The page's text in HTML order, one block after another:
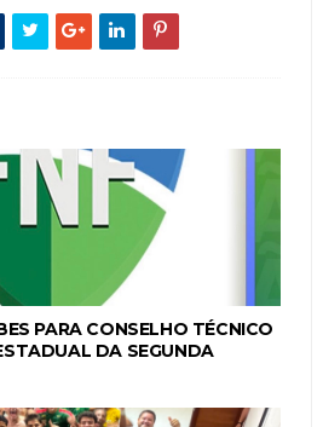
PARA CONSELHO TÉCNICO
DA SEGUNDA